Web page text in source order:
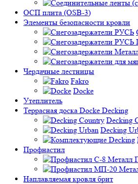
ОСП плита (OSB-3)
Элементы безопасности кровли
Чердачные лестницы
Fakro
Docke
Утеплитель
Террасная доска Docke Decking
Decking
Decking
Профнастил
Наплавляемая кровля брит